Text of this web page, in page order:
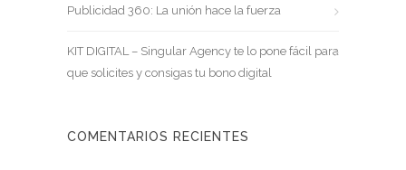
Publicidad 360: La unión hace la fuerza
KIT DIGITAL – Singular Agency te lo pone fácil para
que solicites y consigas tu bono digital
COMENTARIOS RECIENTES